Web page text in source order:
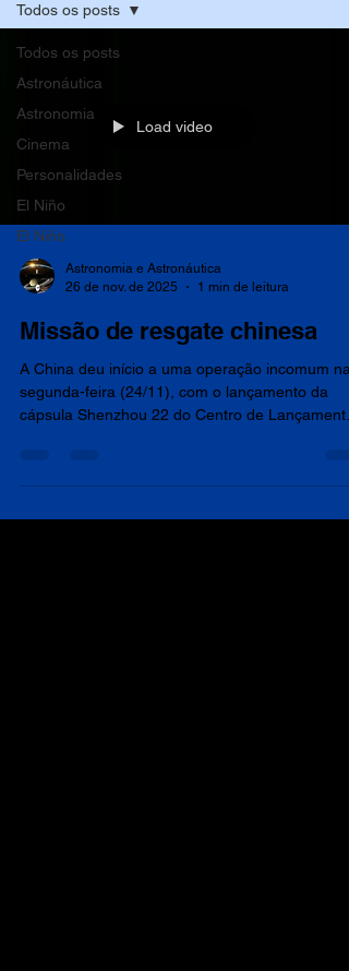
Todos os posts
Astronáutica
Astronomia
Cinema
Personalidades
El Niño
El Niño
Todos os posts
Load video
Astronomia e Astronáutica
26 de nov. de 2025
1 min de leitura
Missão de resgate chinesa
A China deu início a uma operação incomum na
segunda-feira (24/11), com o lançamento da
cápsula Shenzhou 22 do Centro de Lançamento
espacial Tiangong, para que eles voltem em